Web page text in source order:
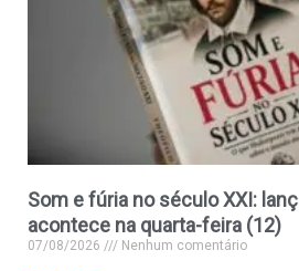
Som e fúria no século XXI:
acontece na quarta-feira (12)
07/08/2026 Nenhum comentário